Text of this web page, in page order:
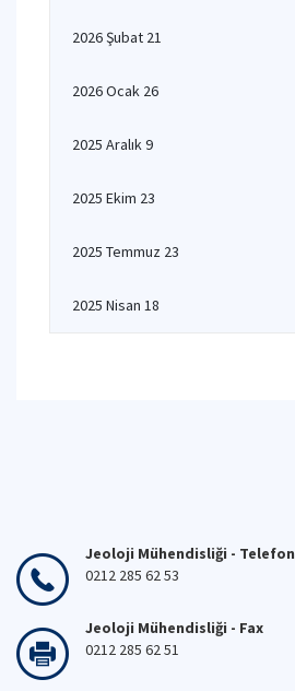
2026 Şubat 21
2026 Ocak 26
2025 Aralık 9
2025 Ekim 23
2025 Temmuz 23
2025 Nisan 18
Jeoloji Mühendisliği - Telefon
0212 285 62 53
Jeoloji Mühendisliği - Fax
0212 285 62 51